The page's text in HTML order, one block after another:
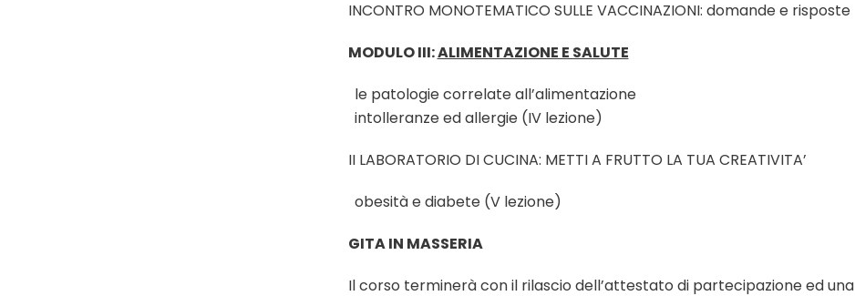
INCONTRO MONOTEMATICO SULLE VACCINAZIONI: domande e risposte
MODULO III:ALIMENTAZIONE E SALUTE
le patologie correlate all’alimentazione
intolleranze ed allergie (IV lezione)
II LABORATORIO DI CUCINA: METTI A FRUTTO LA TUA CREATIVITA’
obesità e diabete (V lezione)
GITA IN MASSERIA
Il corso terminerà con il rilascio dell’attestato di partecipazione ed una